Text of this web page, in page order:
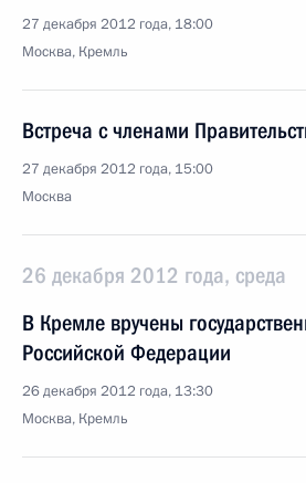
27 декабря 2012 года, 18:00
Москва, Кремль
Встреча с членами
27 декабря 2012 года, 15:00
Москва
26 декабря 2012 года, среда
В Кремле вручены
Российской Федерации
26 декабря 2012 года, 13:30
Москва, Кремль